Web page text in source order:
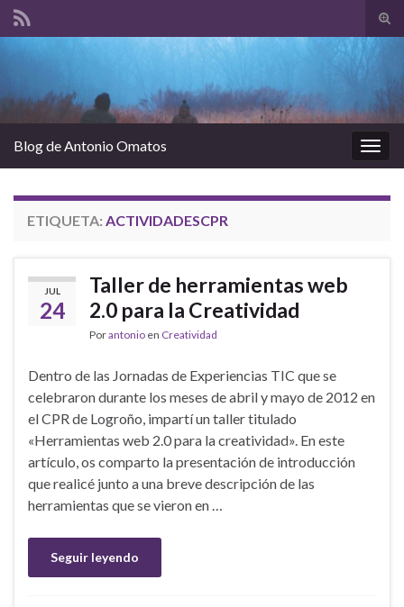
el
la
Blog de Antonio Omatos
ETIQUETA: ACTIVIDADESCPR
JUL
24
Taller de herramientas web
2.0 para la Creatividad
Porantonio en Creatividad
Dentro de las Jornadas de Experiencias TIC que se
celebraron durante los meses de abril y mayo de 2012 en
el CPR de Logroño, impartí un taller titulado
«Herramientas web 2.0 para la creatividad». En este
artículo, os comparto la presentación de introducción
que realicé junto a una breve descripción de las
herramientas que se vieron en …
Seguir leyendo